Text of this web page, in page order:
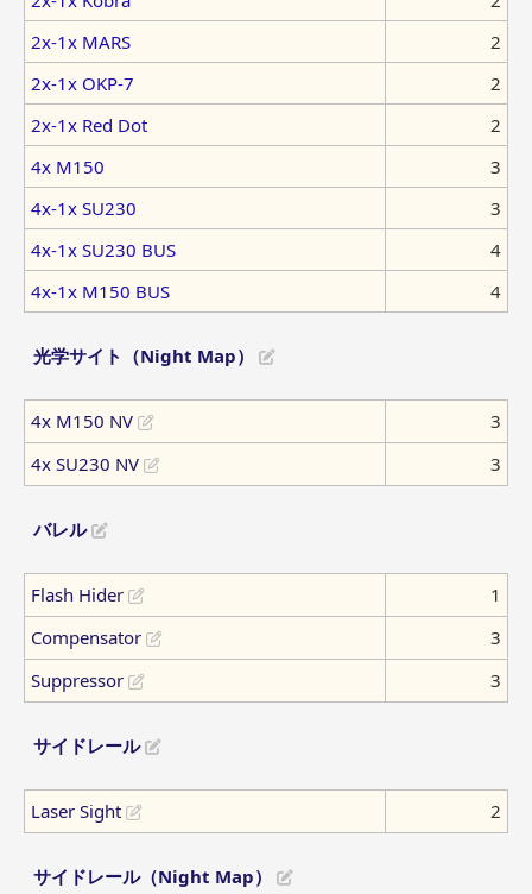
2x-1x MARS
2
2x-1x OKP-7
2
2x-1x Red Dot
2
4x M150
3
4x-1x SU230
3
4x-1x SU230 BUS
4
4x-1x M150 BUS
4
光学サイト（Night Map）
4x M150 NV
3
4x SU230 NV
3
バレル
Flash Hider
1
Compensator
3
Suppressor
3
サイドレール
Laser Sight 2
サイドレール（Night Map）